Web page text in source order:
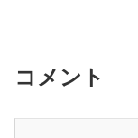
コメント